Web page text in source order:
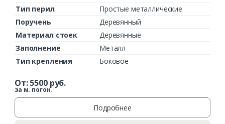
Тип перил
Простые металлические
Поручень
Деревянный
Материал стоек
Деревянные
Заполнение
Металл
Тип крепления
Боковое
От:5500руб.
за м. погон.
Подробнее